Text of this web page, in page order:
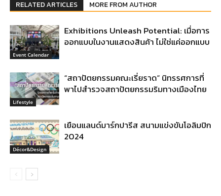
RELATED ARTICLES MORE FROM AUTHOR
Event Calendar
Exhibitions Unleash Potential: เมื่อการ
ออกแบบในงานแสดงสินค้า ไม่ใช่แค่ออกแบบ
Lifestyle
“สถาปัตยกรรมคณะเรี่ยราด” นิทรรศการที่
พาไปสำรวจสถาปัตยกรรมริมทางเมืองไทย
Décor&Design
เยือนแลนด์มาร์กปารีส สนามแข่งขันโอลิมปิก
2024